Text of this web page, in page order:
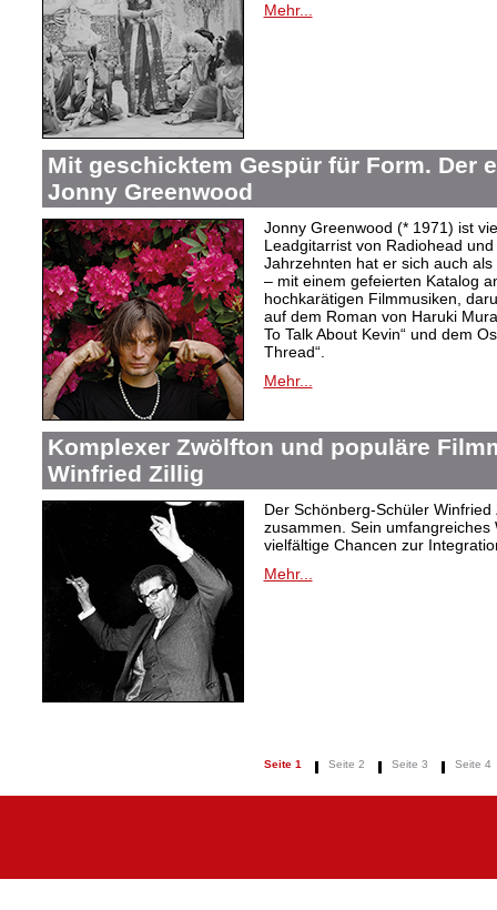
Mehr...
Mit geschicktem Gespür für Form. Der
Jonny Greenwood
Jonny Greenwood (* 1971) ist
Leadgitarrist von Radiohead
Jahrzehnten hat er sich auch
– mit einem gefeierten Katalog
hochkarätigen Filmmusiken,
auf dem Roman von Haruki
To Talk About Kevin“ und dem
Thread“.
Mehr...
Komplexer Zwölfton und populäre
Winfried Zillig
Der Schönberg-Schüler
zusammen. Sein
vielfältige Chancen zur
Mehr...
Seite 1 Seite 2 Seite 3 Seite 4